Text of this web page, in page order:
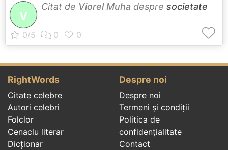
V
Citat de Viorel Muha despre societate
RightWords
Citate celebre
Autori celebri
Folclor
Cenaclu literar
Dicționar
Despre noi
Despre noi
Termeni și condiții
Politica de
confidenţialitate
Contact